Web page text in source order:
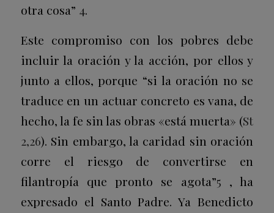
otra cosa” 4.
Este compromiso con los pobres debe
incluir la oración y la acción, por ellos y
junto a ellos, porque “si la oración no se
traduce en un actuar concreto es vana, de
hecho, la fe sin las obras «está muerta» (St
2,26). Sin embargo, la caridad sin oración
corre el riesgo de convertirse en
filantropía que pronto se agota”5 , ha
expresado el Santo Padre. Ya Benedicto